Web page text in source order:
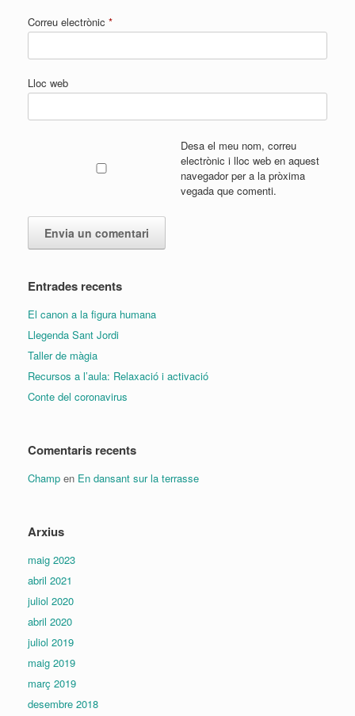
Correu electrònic *
Lloc web
Desa el meu nom, correu
electrònic i lloc web en aquest
navegador per a la pròxima
vegada que comenti.
Entrades recents
El canon a la figura humana
Llegenda Sant Jordi
Taller de màgia
Recursos a l’aula: Relaxació i activació
Conte del coronavirus
Comentaris recents
Champ en En dansant sur la terrasse
Arxius
maig 2023
abril 2021
juliol 2020
abril 2020
juliol 2019
maig 2019
març 2019
desembre 2018